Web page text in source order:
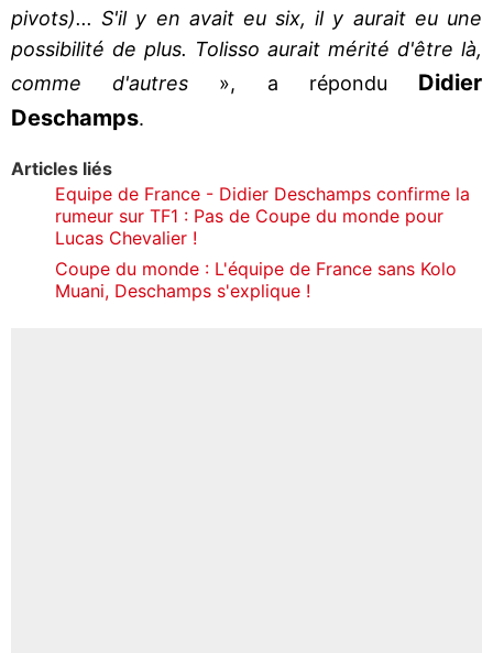
pivots)... S'il y en avait eu six, il y aurait eu une
possibilité de plus. Tolisso aurait mérité d'être là,
comme d'autres », a répondu Didier
Deschamps.
Articles liés
Equipe de France - Didier Deschamps confirme la
rumeur sur TF1 : Pas de Coupe du monde pour
Lucas Chevalier !
Coupe du monde : L'équipe de France sans Kolo
Muani, Deschamps s'explique !